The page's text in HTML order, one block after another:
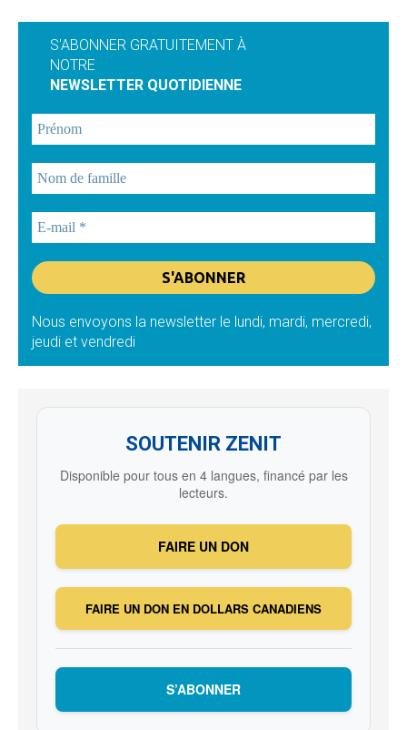
S'ABONNER GRATUITEMENT À
NOTRE
NEWSLETTER QUOTIDIENNE
Nous envoyons la newsletter le lundi, mardi, mercredi,
jeudi et vendredi
SOUTENIR ZENIT
Disponible pour tous en 4 langues, financé par les
lecteurs.
FAIRE UN DON
FAIRE UN DON EN DOLLARS CANADIENS
S’ABONNER